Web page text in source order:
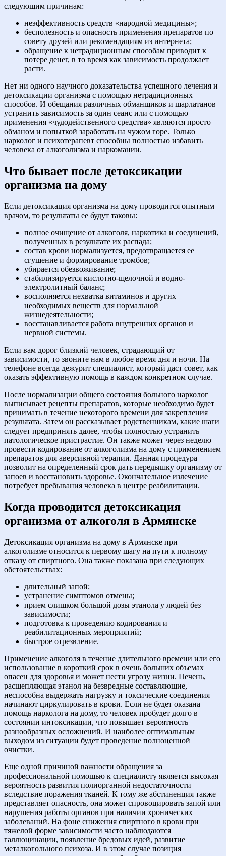
следующим причинам:
неэффективность средств «народной медицины»;
бесполезность и опасность применения препаратов по
совету друзей или рекомендациям из интернета;
обращение к нетрадиционным способам приводит к
потере денег, в то время как зависимость продолжает
расти.
Нет ни одного научного доказательства успешного лечения и
детоксикации организма с помощью нетрадиционных
способов. И обещания различных обманщиков и шарлатанов
устранить зависимость за один сеанс или с помощью
применения «чудодейственного средства» являются просто
обманом и попыткой заработать на чужом горе. Только
нарколог и психотерапевт способны полностью избавить
человека от алкоголизма и наркомании.
Что бывает после детоксикации
организма на дому
Если детоксикация организма на дому проводится опытным
врачом, то результаты ее будут таковы:
полное очищение от алкоголя, наркотика и соединений,
полученных в результате их распада;
состав крови нормализуется, предотвращается ее
сгущение и формирование тромбов;
убирается обезвоживание;
стабилизируется кислотно-щелочной и водно-
электролитный баланс;
восполняется нехватка витаминов и других
необходимых веществ для нормальной
жизнедеятельности;
восстанавливается работа внутренних органов и
нервной системы.
Если вам дорог близкий человек, страдающий от
зависимости, то звоните нам в любое время дня и ночи. На
телефоне всегда дежурит специалист, который даст совет, как
оказать эффективную помощь в каждом конкретном случае.
После нормализации общего состояния больного нарколог
выписывает рецепты препаратов, которые необходимо будет
принимать в течение некоторого времени для закрепления
результата. Затем он рассказывает родственникам, какие шаги
следует предпринять далее, чтобы полностью устранить
патологическое пристрастие. Он также может через неделю
провести кодирование от алкоголизма на дому с применением
препаратов для аверсивной терапии. Данная процедура
позволит на определенный срок дать передышку организму от
запоев и восстановить здоровье. Окончательное излечение
потребует пребывания человека в центре реабилитации.
Когда проводится детоксикация
организма от алкоголя в Армянске
Детоксикация организма на дому в Армянске при
алкоголизме относится к первому шагу на пути к полному
отказу от спиртного. Она также показана при следующих
обстоятельствах:
длительный запой;
устранение симптомов отмены;
прием слишком большой дозы этанола у людей без
зависимости;
подготовка к проведению кодирования и
реабилитационных мероприятий;
быстрое отрезвление.
Применение алкоголя в течение длительного времени или его
использование в короткий срок в очень больших объемах
опасен для здоровья и может нести угрозу жизни. Печень,
расщепляющая этанол на безвредные составляющие,
неспособна выдержать нагрузку и токсические соединения
начинают циркулировать в крови. Если не будет оказана
помощь нарколога на дому, то человек пробудет долго в
состоянии интоксикации, что повышает вероятность
разнообразных осложнений. И наиболее оптимальным
выходом из ситуации будет проведение полноценной
очистки.
Еще одной причиной важности обращения за
профессиональной помощью к специалисту является высокая
вероятность развития полиорганной недостаточности
вследствие поражения тканей. К тому же абстиненция также
представляет опасность, она может спровоцировать запой или
нарушения работы органов при наличии хронических
заболеваний. На фоне снижения спиртного в крови при
тяжелой форме зависимости часто наблюдаются
галлюцинации, появление бредовых идей, развитие
металкогольного психоза. И в этом случае позиция